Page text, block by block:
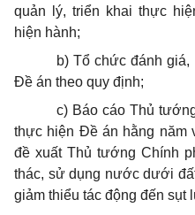
quản lý, triển khai thực
hiện hành;
b) Tổ chức đánh
Đề án theo quy định;
c) Báo cáo Thủ
thực hiện Đề án hằng năm
đề xuất Thủ tướng Chính
thác, sử dụng nước dưới
giảm thiểu tác động đến sụt